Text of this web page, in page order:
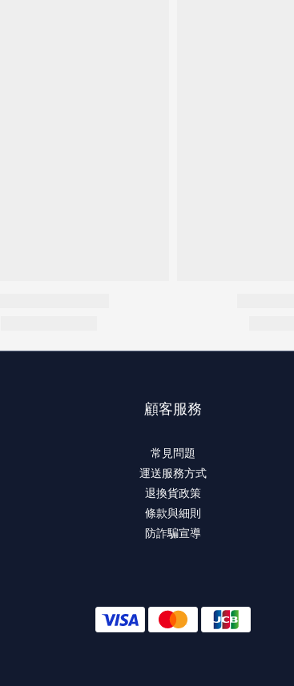
顧客服務
常見問題
運送服務方式
退換貨政策
條款與細則
防詐騙宣導